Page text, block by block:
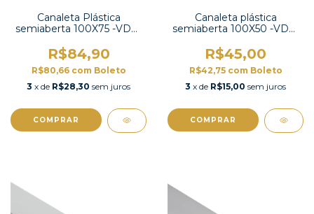
Canaleta Plástica
semiaberta 100X75 -VDC-
R$84,90
R$80,66 com Boleto
3 x de R$28,30 sem juros
COMPRAR
Canaleta plástica
semiaberta 100X50 -VDC-
R$45,00
R$42,75 com Boleto
3 x de R$15,00 sem juros
COMPRAR